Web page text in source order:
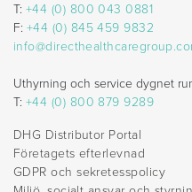
T: +44 (0) 800 043 0881
F: +44 (0) 845 459 9832
Uthyrning och service dygnet
T: +44 (0) 800 879 9289
DHG Distributor Portal
Företagets efterlevnad
GDPR och sekretesspolicy